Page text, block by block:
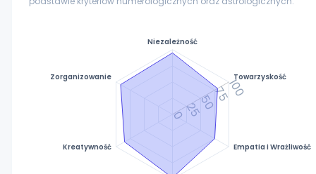
Niezależność
Towarzyskość
Empatia i Wrażliwość
Kreatywność
Zorganizowanie
0255075100